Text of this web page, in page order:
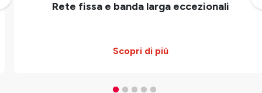
Rete fissa e banda larga eccezionali
Scopri di più